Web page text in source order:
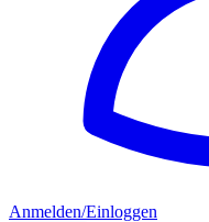
Anmelden/Einloggen